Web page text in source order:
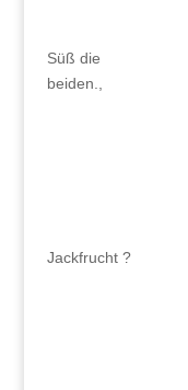
Süß die
beiden.,
Jackfrucht ?